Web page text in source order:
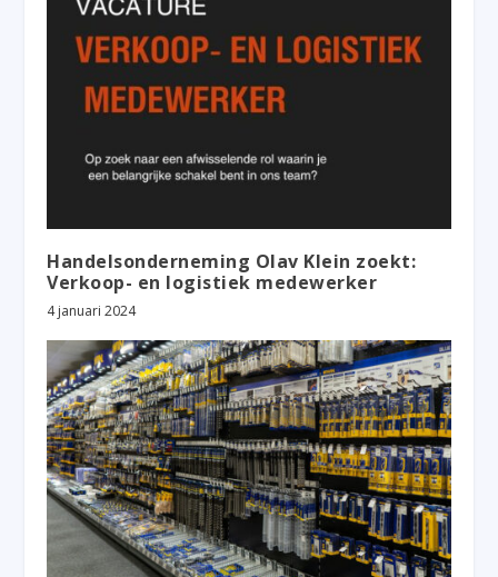
Handelsonderneming Olav Klein zoekt:
Verkoop- en logistiek medewerker
4 januari 2024